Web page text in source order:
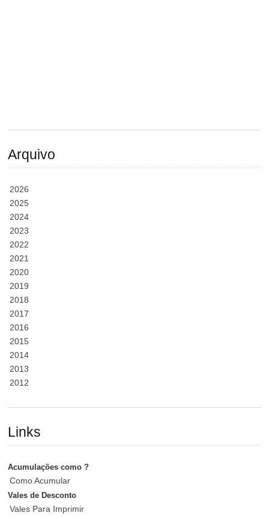
Arquivo
2026
2025
2024
2023
2022
2021
2020
2019
2018
2017
2016
2015
2014
2013
2012
Links
Acumulações como ?
Como Acumular
Vales de Desconto
Vales Para Imprimir